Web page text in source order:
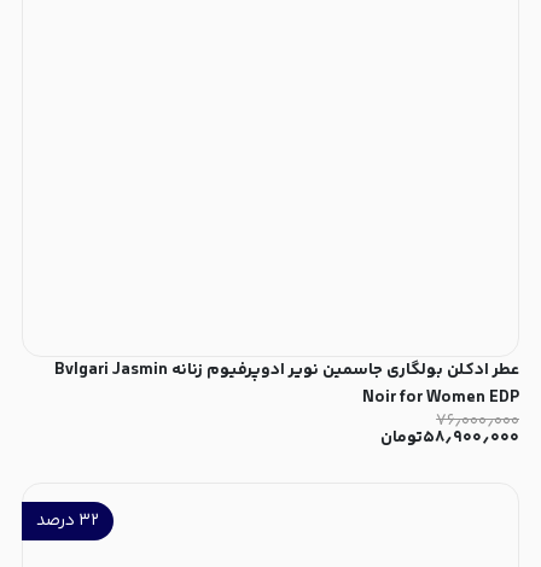
عطر ادکلن بولگاری جاسمین نویر ادوپرفیوم زنانه Bvlgari Jasmin
Noir for Women EDP
۷۶٫۰۰۰٫۰۰۰
۵۸٫۹۰۰٫۰۰۰تومان
۳۲ درصد